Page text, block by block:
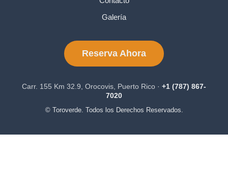
Galería
Reserva Ahora
Carr. 155 Km 32.9, Orocovis, Puerto Rico · +1 (787) 867-
7020
© Toroverde. Todos los Derechos Reservados.